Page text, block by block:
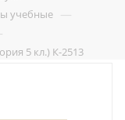
учебные —
5 кл.) К-2513